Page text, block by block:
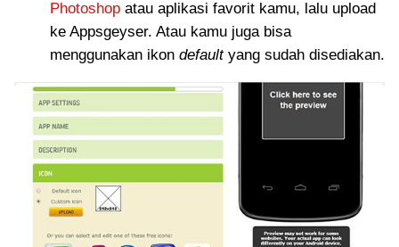
Photoshop atau aplikasi favorit kamu, lalu upload
ke Appsgeyser. Atau kamu juga bisa
menggunakan ikon defaultyang sudah disediakan.